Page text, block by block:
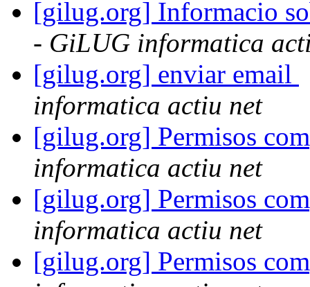
[gilug.org] Informacio
- GiLUG informatica
[gilug.org] enviar email
informatica actiu net
[gilug.org] Permisos
informatica actiu net
[gilug.org] Permisos
informatica actiu net
[gilug.org] Permisos